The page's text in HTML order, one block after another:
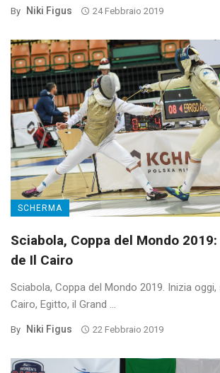
By Niki Figus 24 Febbraio 2019
SCHERMA
Sciabola, Coppa del Mondo
de Il Cairo
Sciabola, Coppa del Mondo 2019. Inizia oggi,
Cairo, Egitto, il Grand ...
By Niki Figus 22 Febbraio 2019